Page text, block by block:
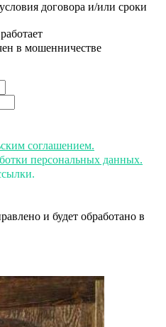
договора и/или сроки
в мошенничестве
соглашением.
персональных данных.
и будет обработано в